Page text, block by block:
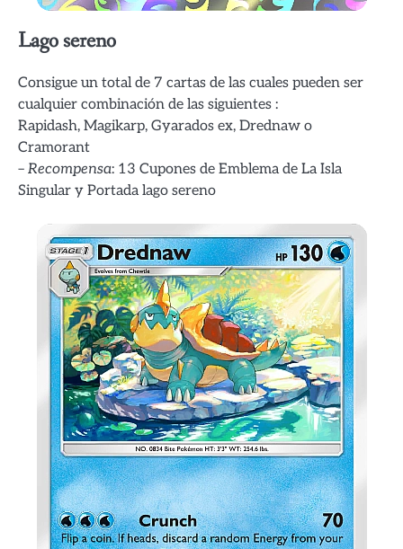
Lago sereno
Consigue un total de 7 cartas de las cuales pueden ser
cualquier combinación de las siguientes :
Rapidash, Magikarp, Gyarados ex, Drednaw o
Cramorant
– Recompensa: 13 Cupones de Emblema de La Isla
Singular y Portada lago sereno